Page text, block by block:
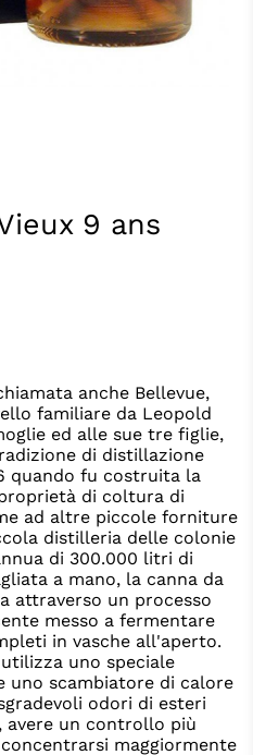
9 ans
anche Bellevue,
familiare da Leopold
ed alle sue tre figlie,
di distillazione
quando fu costruita la
di coltura di
ad altre piccole forniture
distilleria delle colonie
di 300.000 litri di
a mano, la canna da
attraverso un processo
messo a fermentare
in vasche all'aperto.
uno speciale
uno scambiatore di calore
odori di esteri
avere un controllo più
maggiormente